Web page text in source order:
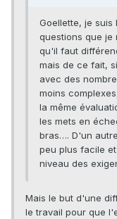
Goellette, je
questions que je
qu'il faut
mais de ce fait,
avec des
moins
la même
les mets en
bras…. D'un
peu plus facile
niveau des
Mais le but d'une
le travail pour que